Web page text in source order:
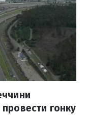
гонку